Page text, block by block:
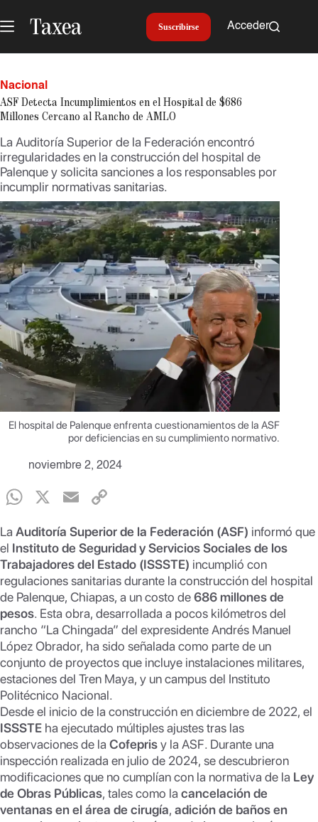
al
contenido
Suscribirse Acceder
Nacional
ASF Detecta Incumplimientos en el Hospital de $686
Millones Cercano al Rancho de AMLO
La Auditoría Superior de la Federación encontró
irregularidades en la construcción del hospital de
Palenque y solicita sanciones a los responsables por
incumplir normativas sanitarias.
El hospital de Palenque enfrenta cuestionamientos de la ASF
por deficiencias en su cumplimiento normativo.
noviembre 2, 2024
W
at
s
A
p
p
X
E
ail p
y
Li
n
k
La Auditoría Superior de la Federación (ASF) informó que
el Instituto de Seguridad y Servicios Sociales de los
Trabajadores del Estado (ISSSTE) incumplió con
regulaciones sanitarias durante la construcción del hospital
de Palenque, Chiapas, a un costo de686 millones de
pesos. Esta obra, desarrollada a pocos kilómetros del
rancho “La Chingada” del expresidente Andrés Manuel
López Obrador, ha sido señalada como parte de un
conjunto de proyectos que incluye instalaciones militares,
estaciones del Tren Maya, y un campus del Instituto
Politécnico Nacional.
Desde el inicio de la construcción en diciembre de 2022, el
ISSSTE ha ejecutado múltiples ajustes tras las
observaciones de la Cofeprisy la ASF. Durante una
inspección realizada en julio de 2024, se descubrieron
modificaciones que no cumplían con la normativa de la Ley
de Obras Públicas, tales como la cancelación de
ventanas en el área de cirugía, adición de baños en